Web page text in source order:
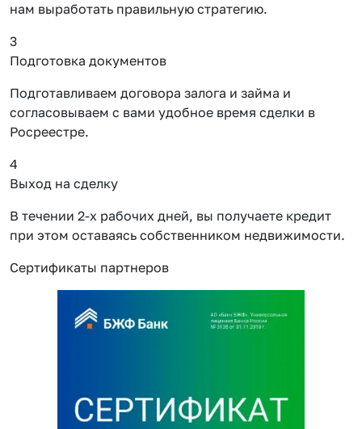
нам выработать правильную стратегию.
3
Подготовка документов
Подготавливаем договора залога и займа и
согласовываем с вами удобное время сделки в
Росреестре.
4
Выход на сделку
В течении 2-х рабочих дней, вы получаете кредит
при этом оставаясь собственником недвижимости.
Сертификаты партнеров